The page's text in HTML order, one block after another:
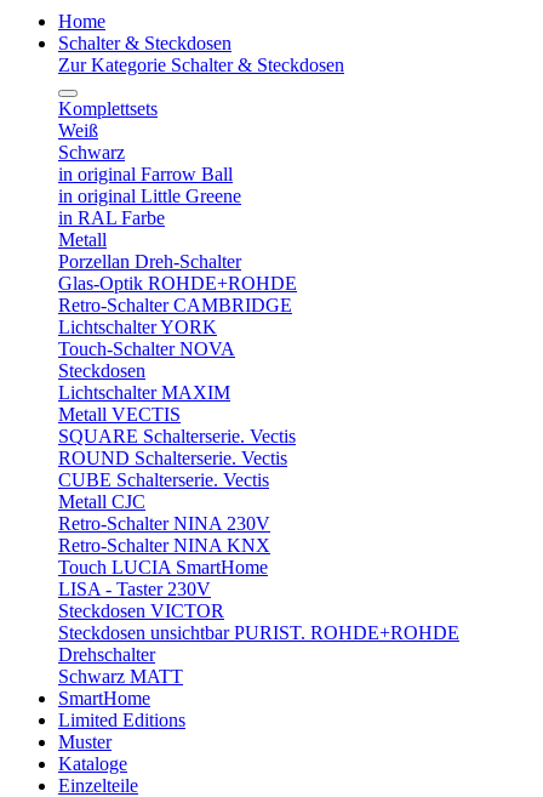
Home
Schalter & Steckdosen
Zur Kategorie Schalter & Steckdosen
Komplettsets
Weiß
Schwarz
in original Farrow Ball
in original Little Greene
in RAL Farbe
Metall
Porzellan Dreh-Schalter
Glas-Optik ROHDE+ROHDE
Retro-Schalter CAMBRIDGE
Lichtschalter YORK
Touch-Schalter NOVA
Steckdosen
Lichtschalter MAXIM
Metall VECTIS
SQUARE Schalterserie. Vectis
ROUND Schalterserie. Vectis
CUBE Schalterserie. Vectis
Metall CJC
Retro-Schalter NINA 230V
Retro-Schalter NINA KNX
Touch LUCIA SmartHome
LISA - Taster 230V
Steckdosen VICTOR
Steckdosen unsichtbar PURIST. ROHDE+ROHDE
Drehschalter
Schwarz MATT
SmartHome
Limited Editions
Muster
Kataloge
Einzelteile